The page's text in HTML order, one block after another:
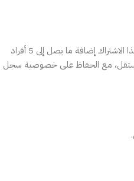
هو الخيار الأوفر والأذكى. يتيح لك هذا الاشتراك إضافة ما يصل إلى 5 أفراد
الخاص المستقل، مع الحفاظ على خصوصية سجل